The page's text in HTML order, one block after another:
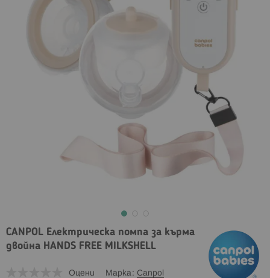
изображенията
CANPOL Електрическа помпа за кърма
двойна HANDS FREE MILKSHELL
Оцени Марка Canpol